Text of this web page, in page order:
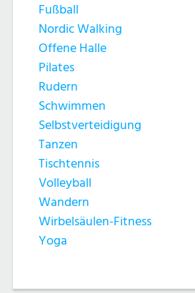
Fußball
Nordic Walking
Offene Halle
Pilates
Rudern
Schwimmen
Selbstverteidigung
Tanzen
Tischtennis
Volleyball
Wandern
Wirbelsäulen-Fitness
Yoga